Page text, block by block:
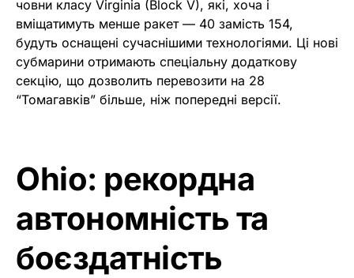
човни класу Virginia (Block V), які, хоча і
вміщатимуть менше ракет — 40 замість 154,
будуть оснащені сучаснішими технологіями. Ці нові
субмарини отримають спеціальну додаткову
секцію, що дозволить перевозити на 28
“Томагавків” більше, ніж попередні версії.
Ohio: рекордна
автономність та
боєздатність